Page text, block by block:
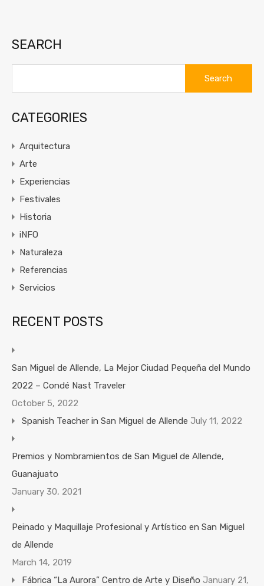
SEARCH
CATEGORIES
Arquitectura
Arte
Experiencias
Festivales
Historia
iNFO
Naturaleza
Referencias
Servicios
RECENT POSTS
San Miguel de Allende, La Mejor Ciudad Pequeña del Mundo
2022 – Condé Nast Traveler
October 5, 2022
Spanish Teacher in San Miguel de Allende July 11, 2022
Premios y Nombramientos de San Miguel de Allende,
Guanajuato
January 30, 2021
Peinado y Maquillaje Profesional y Artístico en San Miguel
de Allende
March 14, 2019
Fábrica “La Aurora” Centro de Arte y Diseño January 21,